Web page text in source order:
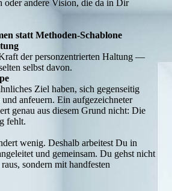
oder andere Vision, die da in Dir
statt Methoden-Schablone
der personzentrierten Haltung —
selbst davon.
Ziel haben, sich gegenseitig
anfeuern. Ein aufgezeichneter
genau aus diesem Grund nicht: Die
fehlt.
wenig. Deshalb arbeitest Du in
und gemeinsam. Du gehst nicht
sondern mit handfesten